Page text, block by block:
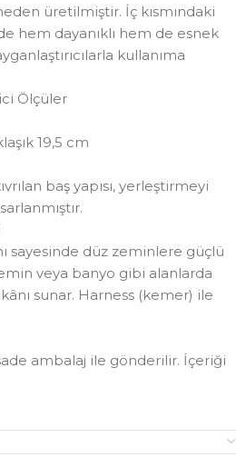
üretilmiştir. İç kısmındaki
hem dayanıklı hem de esnek
kullanıma
Ölçüler
19,5 cm
baş yapısı, yerleştirmeyi
sayesinde düz zeminlere güçlü
veya banyo gibi alanlarda
sunar. Harness (kemer) ile
ambalaj ile gönderilir. İçeriği